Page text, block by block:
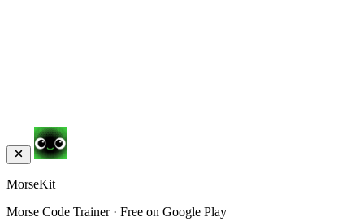
MorseKit
Morse Code Trainer · Free on Google Play